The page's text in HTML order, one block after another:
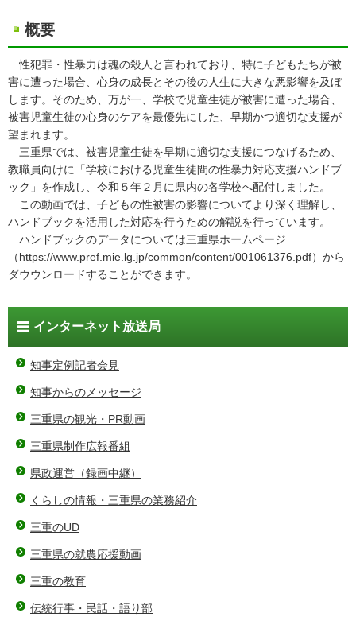
概要
性犯罪・性暴力は魂の殺人と言われており、特に子どもたちが被
害に遭った場合、心身の成長とその後の人生に大きな悪影響を及ぼ
します。そのため、万が一、学校で児童生徒が被害に遭った場合、
被害児童生徒の心身のケアを最優先にした、早期かつ適切な支援が
望まれます。
三重県では、被害児童生徒を早期に適切な支援につなげるため、
教職員向けに「学校における児童生徒間の性暴力対応支援ハンドブ
ック」を作成し、令和５年２月に県内の各学校へ配付しました。
この動画では、子どもの性被害の影響についてより深く理解し、
ハンドブックを活用した対応を行うための解説を行っています。
ハンドブックのデータについては三重県ホームページ
（https://www.pref.mie.lg.jp/common/content/001061376.pdf）から
ダウウンロードすることができます。
インターネット放送局
知事定例記者会見
知事からのメッセージ
三重県の観光・PR動画
三重県制作広報番組
県政運営（録画中継）
くらしの情報・三重県の業務紹介
三重のUD
三重県の就農応援動画
三重の教育
伝統行事・民話・語り部